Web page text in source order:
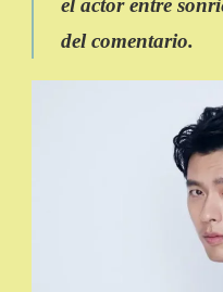
el actor entre
del comentario.